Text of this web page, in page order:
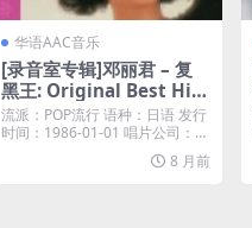
华语AAC音乐
[录音室专辑]邓丽君 – 复
黑王: Original Best Hits
(2011) [iTunes Plus M4
A]
流派：POP流行 语种：日语 发行
时间：1986-01-01 唱片公司：T
8 月前